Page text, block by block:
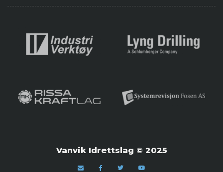
Vanvik Idrettslag © 2025